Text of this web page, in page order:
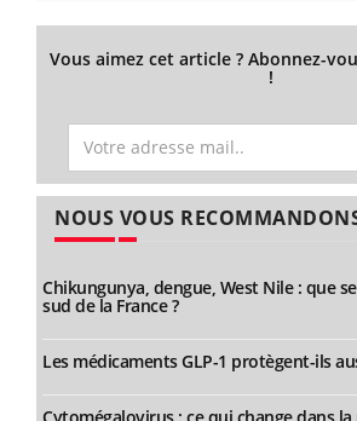
Vous aimez cet article ? Abonnez-
!
NOUS VOUS
Chikungunya, dengue, West Nile : que
sud de la France ?
Les médicaments GLP-1 protègent-ils